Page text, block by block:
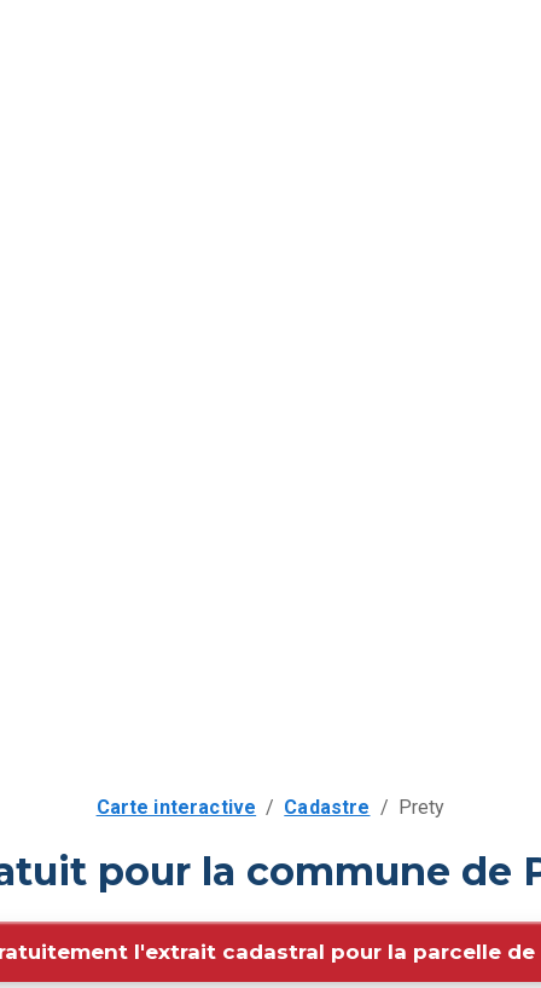
Carte interactive / Cadastre / Prety
pour la commune de
l'extrait cadastral pour la parcelle de